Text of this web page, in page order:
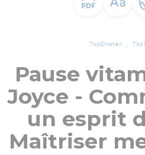
TopChrétien
Pause
Joyce -
un esprit
Maîtriser